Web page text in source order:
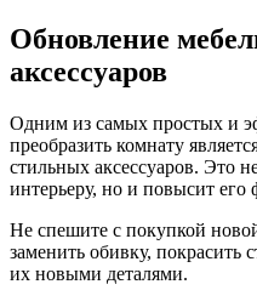
Обновление
аксессуаров
Одним из самых простых и
преобразить комнату
стильных аксессуаров. Это
интерьеру, но и повысит его
Не спешите с покупкой
заменить обивку, покрасить
их новыми деталями.